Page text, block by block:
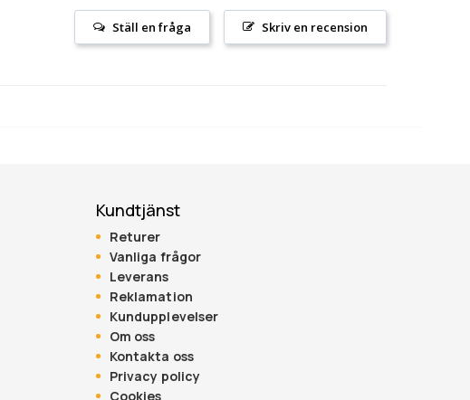
Skriv en recension
Ställ en fråga
Kundtjänst
Returer
Vanliga frågor
Leverans
Reklamation
Kundupplevelser
Om oss
Kontakta oss
Privacy policy
Cookies